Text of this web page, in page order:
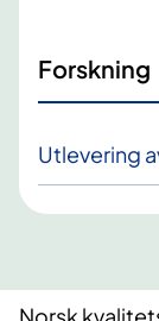
Forskning
Utlevering
Norsk